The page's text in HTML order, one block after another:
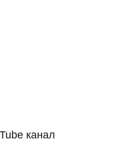
канал